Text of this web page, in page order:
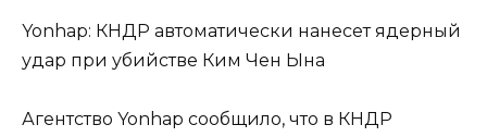
Yonhap: КНДР автоматически нанесет ядерный
удар при убийстве Ким Чен Ына
Агентство Yonhap сообщило, что в КНДР